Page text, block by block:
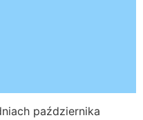
października